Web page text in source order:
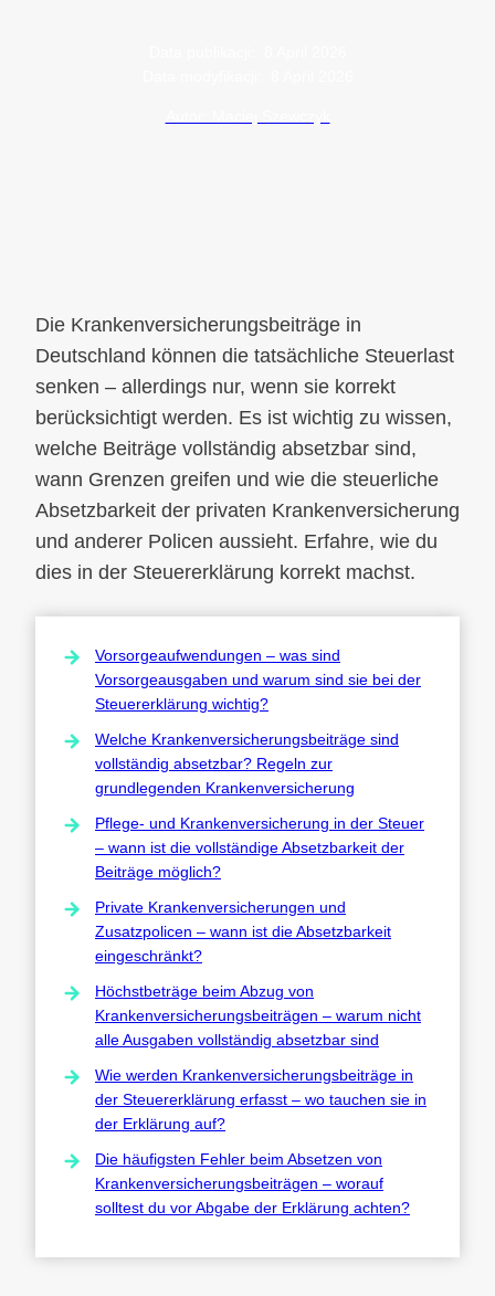
Die Krankenversicherungsbeiträge in
Deutschland können die tatsächliche Steuerlast
senken – allerdings nur, wenn sie korrekt
berücksichtigt werden. Es ist wichtig zu wissen,
welche Beiträge vollständig absetzbar sind,
wann Grenzen greifen und wie die steuerliche
Absetzbarkeit der privaten Krankenversicherung
und anderer Policen aussieht. Erfahre, wie du
dies in der Steuererklärung korrekt machst.
Vorsorgeaufwendungen – was sind
Vorsorgeausgaben und warum sind sie bei der
Steuererklärung wichtig?
Welche Krankenversicherungsbeiträge sind
vollständig absetzbar? Regeln zur
grundlegenden Krankenversicherung
Pflege- und Krankenversicherung in der Steuer
– wann ist die vollständige Absetzbarkeit der
Beiträge möglich?
Private Krankenversicherungen und
Zusatzpolicen – wann ist die Absetzbarkeit
eingeschränkt?
Höchstbeträge beim Abzug von
Krankenversicherungsbeiträgen – warum nicht
alle Ausgaben vollständig absetzbar sind
Wie werden Krankenversicherungsbeiträge in
der Steuererklärung erfasst – wo tauchen sie in
der Erklärung auf?
Die häufigsten Fehler beim Absetzen von
Krankenversicherungsbeiträgen – worauf
solltest du vor Abgabe der Erklärung achten?